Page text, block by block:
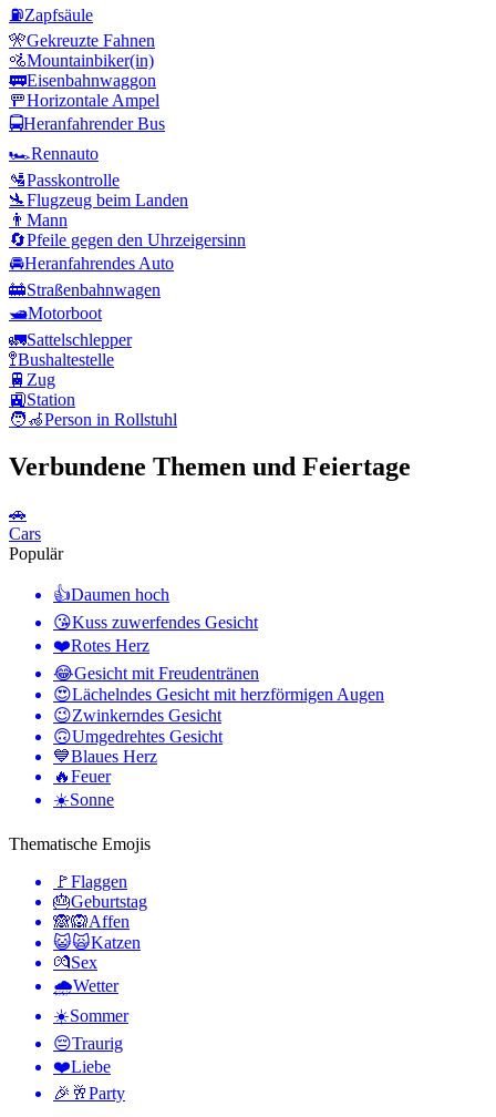
⛽Zapfsäule
🎌Gekreuzte Fahnen
🚵Mountainbiker(in)
🚃Eisenbahnwaggon
🚥Horizontale Ampel
🚍Heranfahrender Bus
🏎️Rennauto
🛂Passkontrolle
🛬Flugzeug beim Landen
👨 Mann
🔄Pfeile gegen den Uhrzeigersinn
🚘Heranfahrendes Auto
🚋Straßenbahnwagen
🛥️Motorboot
🚛Sattelschlepper
🚏Bushaltestelle
🚆 Zug
🚉Station
🧑‍🦽Person in Rollstuhl
Verbundene Themen und Feiertage
🚗
Cars
Populär
👍Daumen hoch
😘Kuss zuwerfendes Gesicht
❤️Rotes Herz
😂Gesicht mit Freudentränen
😍Lächelndes Gesicht mit herzförmigen Augen
😉Zwinkerndes Gesicht
🙃Umgedrehtes Gesicht
💙Blaues Herz
🔥Feuer
☀️Sonne
Thematische Emojis
🚩Flaggen
🎂Geburtstag
🙈🙉Affen
😺🙀Katzen
💏Sex
🌧Wetter
☀️Sommer
😔Traurig
❤️Liebe
🎉🥂Party